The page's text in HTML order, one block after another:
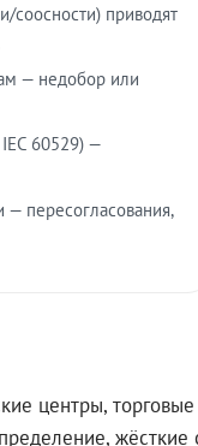
соосности) приводят
— недобор или
60529) —
пересогласования,
центры,